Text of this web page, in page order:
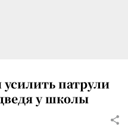
патрули
у школы